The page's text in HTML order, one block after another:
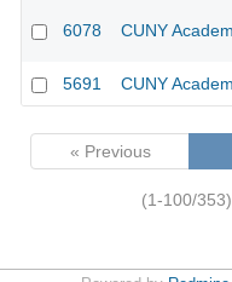
6078 CUNY
5691 CUNY
« Previous
(1-100/353)